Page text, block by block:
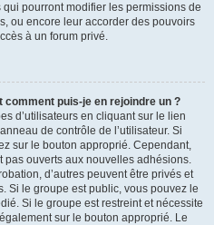
pourront modifier les permissions de
ou encore leur accorder des pouvoirs
à un forum privé.
comment puis-je en rejoindre un ?
d’utilisateurs en cliquant sur le lien
de contrôle de l’utilisateur. Si
sur le bouton approprié. Cependant,
pas ouverts aux nouvelles adhésions.
d’autres peuvent être privés et
Si le groupe est public, vous pouvez le
Si le groupe est restreint et nécessite
sur le bouton approprié. Le